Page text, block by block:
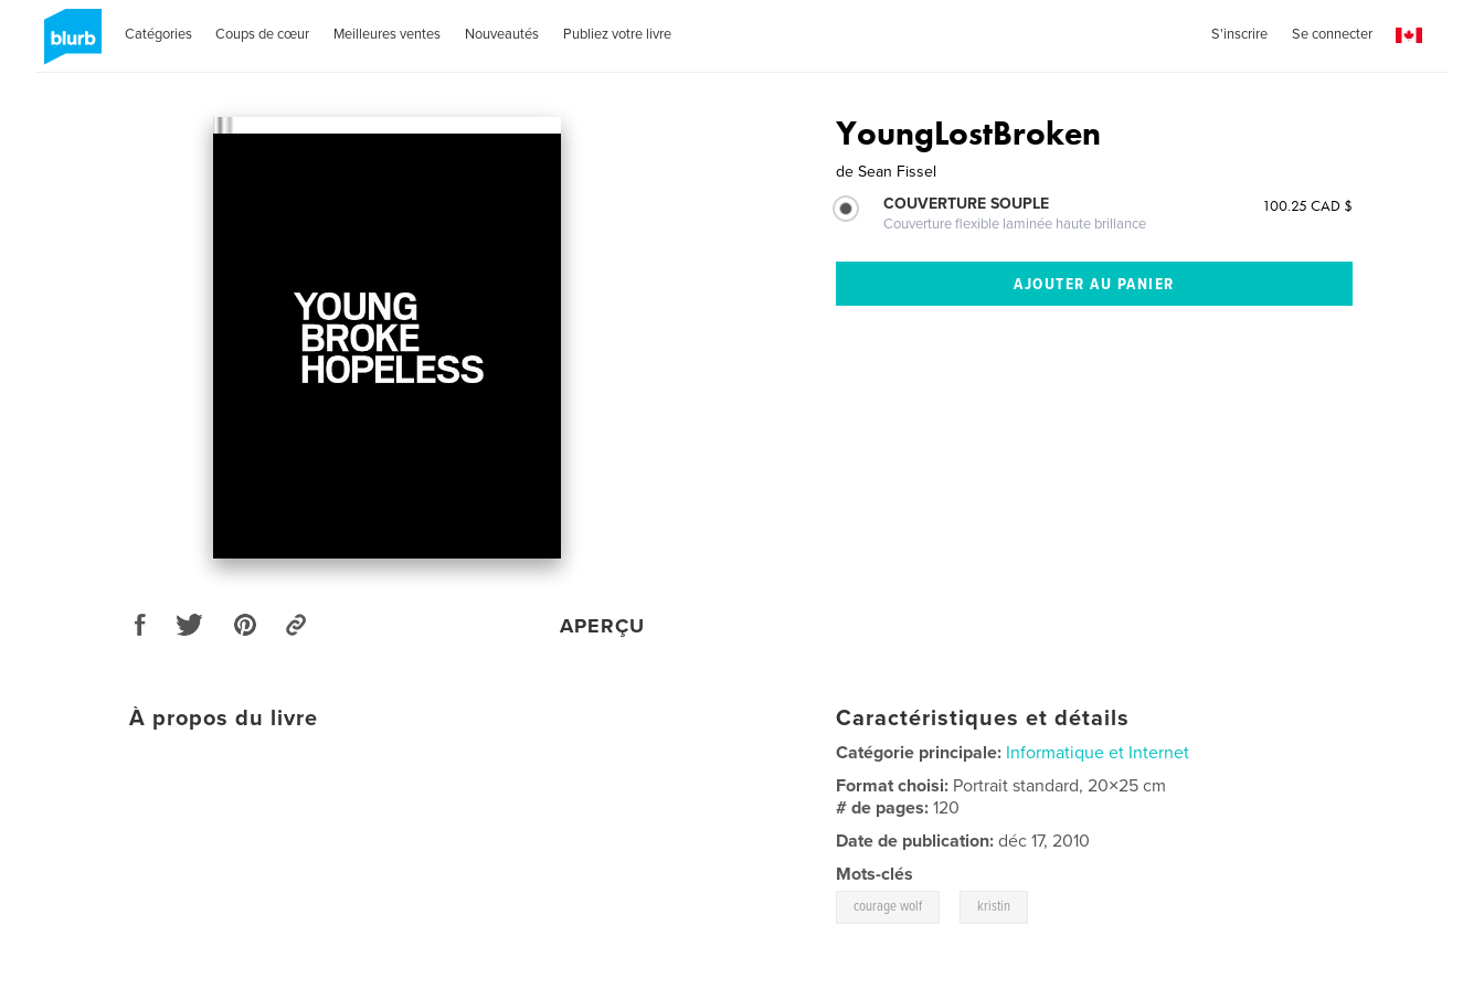
Catégories Coups de cœur Meilleures ventes Nouveautés Publiez votre livre S'inscrire Se connecter
APERÇU
YoungLostBroken
de Sean Fissel
COUVERTURE SOUPLE
Couverture flexible laminée haute brillance
100.25 CAD $
À propos du livre Caractéristiques et détails
Catégorie principale: Informatique et Internet
Format choisi: Portrait standard, 20×25 cm
# de pages:120
Date de publication: déc 17, 2010
Mots-clés
courage wolf kristin